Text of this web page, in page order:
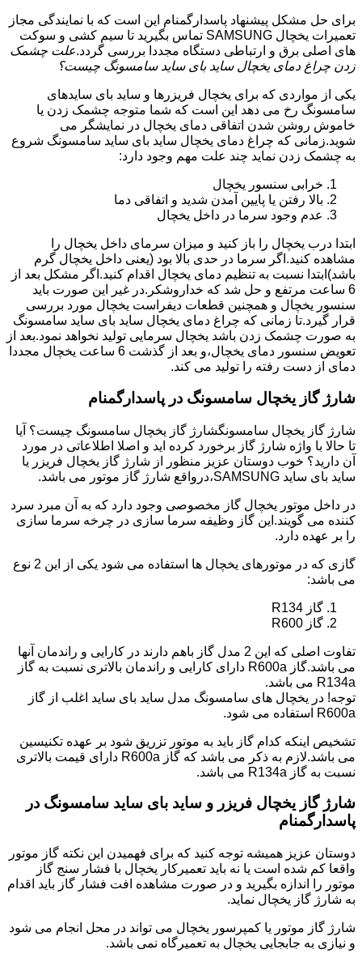
برای حل مشکل پیشنهاد پاسدارگمنام این است که با نمایندگی مجاز
تعمیرات یخچال SAMSUNG تماس بگیرید تا سیم کشی و سوکت
های اصلی برق و ارتباطی دستگاه مجددا بررسی گردد.علت چشمک
زدن چراغ دمای یخچال ساید بای ساید سامسونگ چیست؟
یکی از مواردی که برای یخچال فریزرها و ساید بای سایدهای
سامسونگ رخ می دهد این است که شما متوجه چشمک زدن یا
خاموش روشن شدن اتفاقی دمای یخچال در نمایشگر می
شوید.زمانی که چراغ دمای یخچال ساید بای ساید سامسونگ شروع
به چشمک زدن نماید چند علت مهم وجود دارد:
خرابی سنسور یخچال
بالا رفتن یا پایین آمدن شدید و اتفاقی دما
عدم وجود سرما در داخل یخچال
ابتدا درب یخچال را باز کنید و میزان سرمای داخل یخچال را
مشاهده کنید.اگر سرما در حدی بالا بود (یعنی داخل یخچال گرم
باشد)ابتدا نسبت به تنظیم دمای یخچال اقدام کنید.اگر مشکل بعد از
6 ساعت مرتفع و حل شد که خداروشکر.در غیر این صورت باید
سنسور یخچال و همچنین قطعات دیفراست یخچال مورد بررسی
قرار گیرد.تا زمانی که چراغ دمای یخچال ساید بای ساید سامسونگ
به صورت چشمک زدن باشد یخچال سرمایی تولید نخواهد نمود.بعد از
تعویض سنسور دمای یخچال،و بعد از گذشت 6 ساعت یخچال مجددا
دمای از دست رفته را تولید می کند.
شارژ گاز یخچال سامسونگ در پاسدارگمنام
شارژ گاز یخچال سامسونگشارژ گاز یخچال سامسونگ چیست؟ آیا
تا حالا با واژه شارژ گاز برخورد کرده اید و اصلا اطلاعاتی در مورد
آن دارید؟ خوب دوستان عزیز منظور از شارژ گاز یخچال فریزر یا
ساید بای ساید SAMSUNG،درواقع شارژ گاز موتور می باشد.
در داخل موتور یخچال گاز مخصوصی وجود دارد که به آن مبرد سرد
کننده می گویند.این گاز وظیفه سرما سازی در چرخه سرما سازی
را بر عهده دارد.
گازی که در موتورهای یخچال ها استفاده می شود یکی از این 2 نوع
می باشد:
گاز R134
گاز R600
تفاوت اصلی که این 2 مدل گاز باهم دارند در کارایی و راندمان آنها
می باشد.گاز R600a دارای کارایی و راندمان بالاتری نسبت به گاز
R134a می باشد.
توجه! در یخچال های سامسونگ مدل ساید بای ساید اغلب از گاز
R600a استفاده می شود.
تشخیص اینکه کدام گاز باید به موتور تزریق شود بر عهده تکنیسین
می باشد.لازم به ذکر می باشد که گاز R600a دارای قیمت بالاتری
نسبت به گاز R134a می باشد.
شارژ گاز یخچال فریزر و ساید بای ساید سامسونگ در
پاسدارگمنام
دوستان عزیز همیشه توجه کنید که برای فهمیدن این نکته گاز موتور
واقعا کم شده است یا نه باید تعمیرکار یخچال با فشار سنج گاز
موتور را اندازه بگیرید و در صورت مشاهده افت فشار گاز باید اقدام
به شارژ گاز یخچال نماید.
شارژ گاز موتور یا کمپرسور یخچال می تواند در محل انجام می شود
و نیازی به جابجایی یخچال به تعمیرگاه نمی باشد.